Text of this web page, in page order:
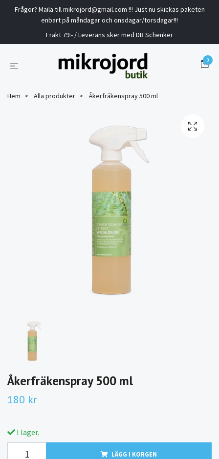
Frågor? Maila tillmikrojord@gmail.com !!! Just nu skickas paketen
enbart på måndagar och onsdagar/torsdagar!!!
Frakt 79:- / Leverans sker med DB Schenker
0
Hem Alla produkter Åkerfräkenspray 500 ml
Åkerfräkenspray 500 ml
180 kr
I lager.
LÄGG I KORGEN